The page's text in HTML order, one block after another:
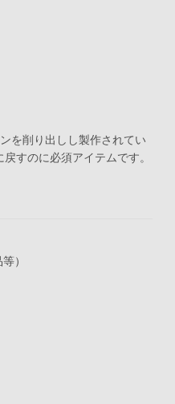
を削り出しし製作されてい
すのに必須アイテムです。
）